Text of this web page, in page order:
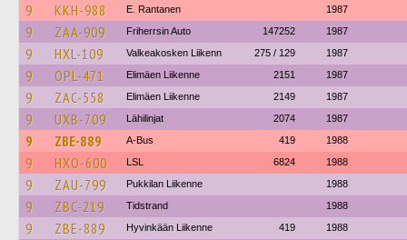
9 KKH-988 E. Rantanen 1987
9 ZAA-909 Friherrsin Auto 147252 1987
9 HXL-109 Valkeakosken Liikenn 275 / 129 1987
9 OPL-471 Elimäen Liikenne 2151 1987
9 ZAC-558 Elimäen Liikenne 2149 1987
9 UXB-709 Lähilinjat 2074 1987
9 ZBE-889 A-Bus 419 1988
9 HXO-600 LSL 6824 1988
9 ZAU-799 Pukkilan Liikenne 1988
9 ZBC-219 Tidstrand 1988
9 ZBE-889 Hyvinkään Liikenne 419 1988